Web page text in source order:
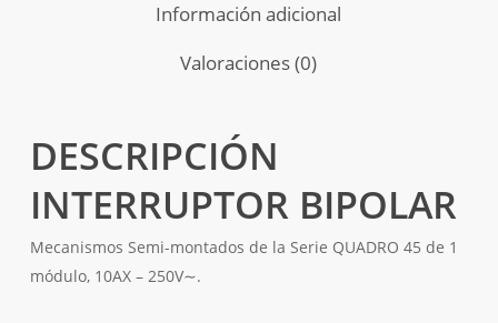
Información adicional
Valoraciones (0)
DESCRIPCIÓN
INTERRUPTOR BIPOLAR
Mecanismos Semi-montados de la Serie QUADRO 45 de 1
módulo, 10AX – 250V∼.